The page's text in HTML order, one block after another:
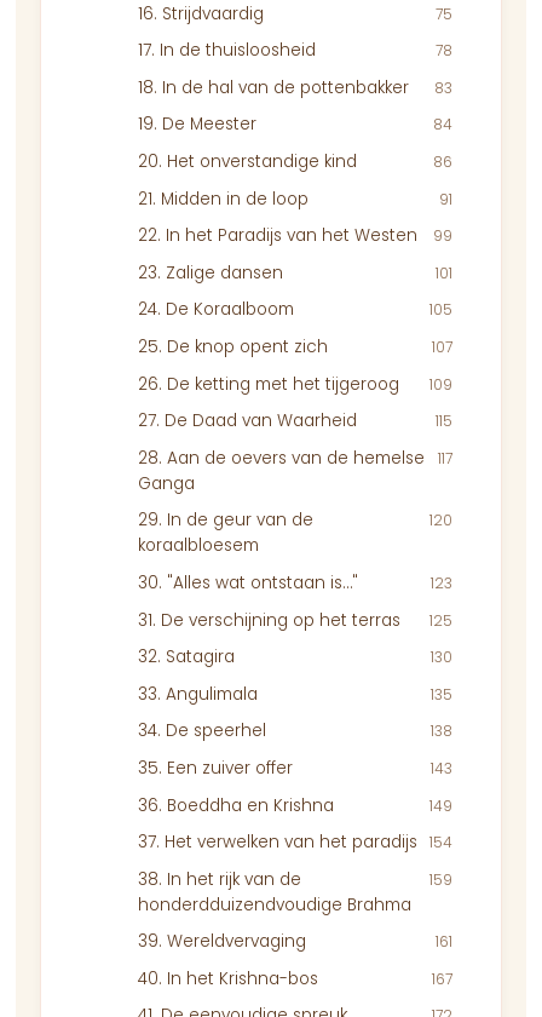
16. Strijdvaardig 75
17. In de thuisloosheid 78
18. In de hal van de pottenbakker 83
19. De Meester 84
20. Het onverstandige kind 86
21. Midden in de loop 91
22. In het Paradijs van het Westen 99
23. Zalige dansen 101
24. De Koraalboom 105
25. De knop opent zich 107
26. De ketting met het tijgeroog 109
27. De Daad van Waarheid 115
28. Aan de oevers van de hemelse
Ganga
117
29. In de geur van de
koraalbloesem
120
30. "Alles wat ontstaan is…" 123
31. De verschijning op het terras 125
32. Satagira 130
33. Angulimala 135
34. De speerhel 138
35. Een zuiver offer 143
36. Boeddha en Krishna 149
37. Het verwelken van het paradijs 154
38. In het rijk van de
honderdduizendvoudige Brahma
159
39. Wereldvervaging 161
40. In het Krishna-bos 167